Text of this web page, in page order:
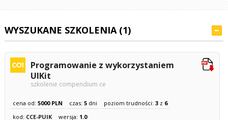
WYSZUKANE SZKOLENIA (1)
Programowanie z wykorzystaniem
UIKit
szkolenie compendium ce
cena od: 5000 PLN czas: 5dni poziom trudności: 3z 6
kod: CCE-PUIK wersja: 1.0